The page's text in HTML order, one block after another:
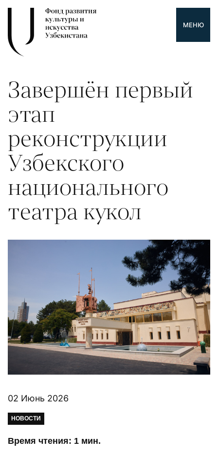
МЕНЮ
Завершён первый
этап
реконструкции
Узбекского
национального
театра кукол
02 Июнь 2026
НОВОСТИ
Время чтения: 1 мин.